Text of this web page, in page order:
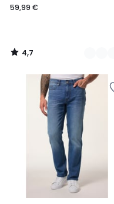
59,99 €
4,7
/